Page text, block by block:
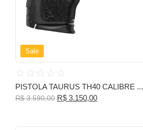
Sale
☆ ☆ ☆ ☆ ☆
PISTOLA TAURUS TH40 CALIBRE ...
R$3.590,00 R$ 3.150,00